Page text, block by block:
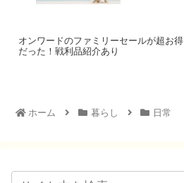
オンワードのファミリーセールが超お得
だった！戦利品紹介あり
ホーム 暮らし 日常